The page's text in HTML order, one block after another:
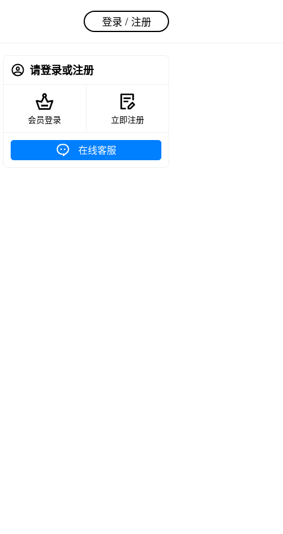
登录 / 注册
请登录或注册
会员登录 立即注册
在线客服